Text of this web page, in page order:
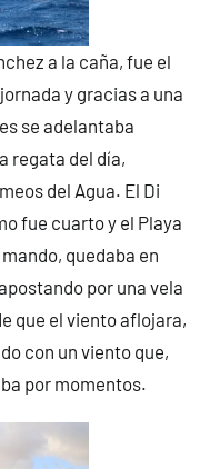
a la caña, fue el
y gracias a una
se adelantaba
regata del día,
del Agua. El Di
fue cuarto y el Playa
quedaba en
por una vela
que el viento aflojara,
con un viento que,
por momentos.